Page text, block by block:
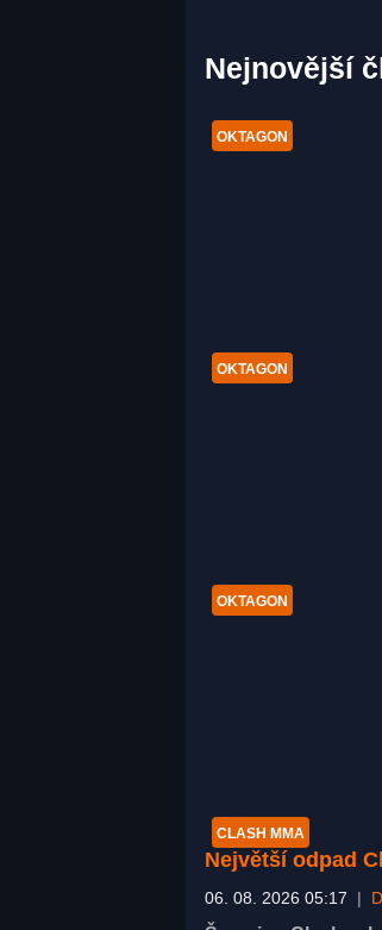
Nejnovější
OKTAGON
OKTAGON
OKTAGON
CLASH MMA
Největší odpad
06. 08. 2026 05:17